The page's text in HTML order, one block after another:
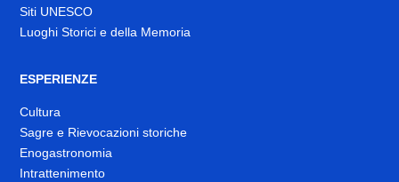
Siti UNESCO
Luoghi Storici e della Memoria
ESPERIENZE
Cultura
Sagre e Rievocazioni storiche
Enogastronomia
Intrattenimento